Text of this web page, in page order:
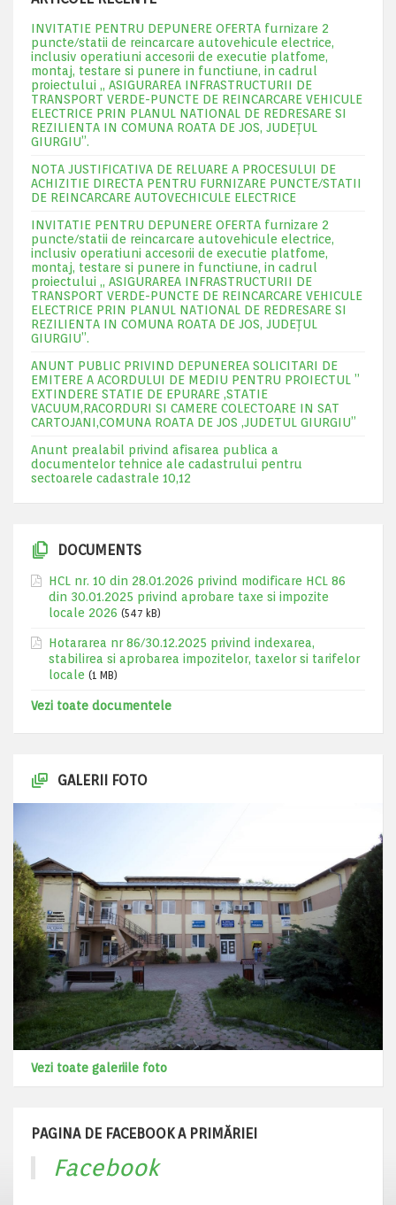
INVITATIE PENTRU DEPUNERE OFERTA furnizare 2
puncte/statii de reincarcare autovehicule electrice,
inclusiv operatiuni accesorii de executie platfome,
montaj, testare si punere in functiune, in cadrul
proiectului „ ASIGURAREA INFRASTRUCTURII DE
TRANSPORT VERDE-PUNCTE DE REINCARCARE VEHICULE
ELECTRICE PRIN PLANUL NATIONAL DE REDRESARE SI
REZILIENTA IN COMUNA ROATA DE JOS, JUDEŢUL
GIURGIU”.
NOTA JUSTIFICATIVA DE RELUARE A PROCESULUI DE
ACHIZITIE DIRECTA PENTRU FURNIZARE PUNCTE/STATII
DE REINCARCARE AUTOVECHICULE ELECTRICE
INVITATIE PENTRU DEPUNERE OFERTA furnizare 2
puncte/statii de reincarcare autovehicule electrice,
inclusiv operatiuni accesorii de executie platfome,
montaj, testare si punere in functiune, in cadrul
proiectului „ ASIGURAREA INFRASTRUCTURII DE
TRANSPORT VERDE-PUNCTE DE REINCARCARE VEHICULE
ELECTRICE PRIN PLANUL NATIONAL DE REDRESARE SI
REZILIENTA IN COMUNA ROATA DE JOS, JUDEŢUL
GIURGIU”.
ANUNT PUBLIC PRIVIND DEPUNEREA SOLICITARI DE
EMITERE A ACORDULUI DE MEDIU PENTRU PROIECTUL ”
EXTINDERE STATIE DE EPURARE ,STATIE
VACUUM,RACORDURI SI CAMERE COLECTOARE IN SAT
CARTOJANI,COMUNA ROATA DE JOS ,JUDETUL GIURGIU”
Anunt prealabil privind afisarea publica a
documentelor tehnice ale cadastrului pentru
sectoarele cadastrale 10,12
DOCUMENTS
HCL nr. 10 din 28.01.2026 privind modificare HCL 86
din 30.01.2025 privind aprobare taxe si impozite
locale 2026 (547 kB)
Hotararea nr 86/30.12.2025 privind indexarea,
stabilirea si aprobarea impozitelor, taxelor si tarifelor
locale (1 MB)
Vezi toate documentele
GALERII FOTO
Vezi toate galeriile foto
PAGINA DE FACEBOOK A PRIMĂRIEI
Facebook